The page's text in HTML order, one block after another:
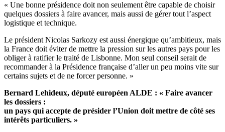
« Une bonne présidence doit non seulement être capable de choisir
quelques dossiers à faire avancer, mais aussi de gérer tout l’aspect
logistique et technique.
Le président Nicolas Sarkozy est aussi énergique qu’ambitieux, mais
la France doit éviter de mettre la pression sur les autres pays pour les
obliger à ratifier le traité de Lisbonne. Mon seul conseil serait de
recommander à la Présidence française d’aller un peu moins vite sur
certains sujets et de ne forcer personne. »
Bernard Lehideux, député européen ALDE : « Faire avancer
les dossiers :
un pays qui accepte de présider l’Union doit mettre de côté ses
intérêts particuliers. »